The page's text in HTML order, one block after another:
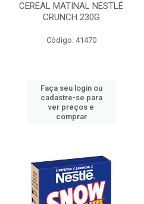
CEREAL MATINAL NESTLÉ
CRUNCH 230G
Código: 41470
Faça seu login ou
cadastre-se para
ver preços e
comprar